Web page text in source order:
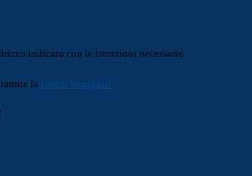
indicato con le istruzioni necessarie.
la Login Spaggiari